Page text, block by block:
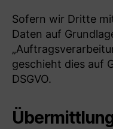
Sofern wir Dritte
Daten auf
geschieht dies auf
DSGVO.